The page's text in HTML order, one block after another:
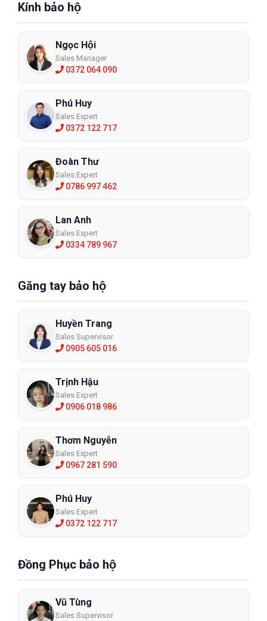
Kính bảo hộ
Ngọc Hội
Sales Manager
0372 064 090
Phú Huy
Sales Expert
0372 122 717
Đoàn Thư
Sales Expert
0786 997 462
Lan Anh
Sales Expert
0334 789 967
Găng tay bảo hộ
Huyền Trang
Sales Supervisor
0905 605 016
Trịnh Hậu
Sales Expert
0906 018 986
Thơm Nguyễn
Sales Expert
0967 281 590
Phú Huy
Sales Expert
0372 122 717
Đồng Phục bảo hộ
Vũ Tùng
Sales Supervisor